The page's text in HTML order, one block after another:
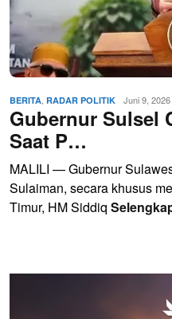
BERITA RADAR POLITIK Juni 9, 2026
Gubernur Sulsel
Saat P…
MALILI — Gubernur
Sulaiman, secara khusus
Timur, HM Siddiq